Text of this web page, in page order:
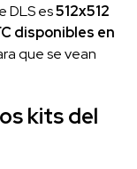
DLS es512x512
disponibles en
que se vean
kits del